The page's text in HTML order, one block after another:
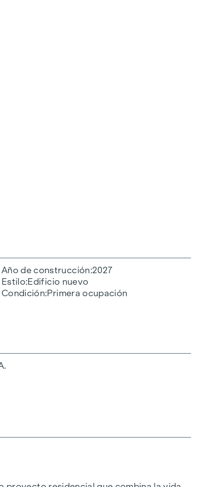
Año de construcción 2027
Estilo Edificio nuevo
Condición Primera ocupación